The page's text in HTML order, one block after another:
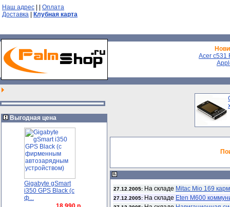
Наш адрес
Оплата
Доставка
Клубная карта
Acer с531
Выгодная цена
Gigabyte gSmart
i350 GPS Black (с
ф...
27.12.2005: На складе Mitac Mio 169
27.12.2005: На складе Eten M600